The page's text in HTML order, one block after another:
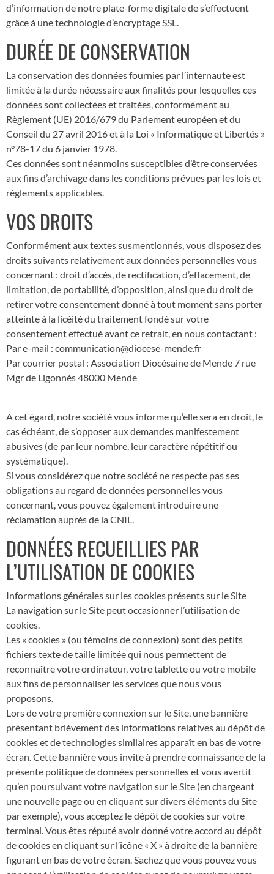
d’information de notre plate-forme digitale de s’effectuent
grâce à une technologie d’encryptage SSL.
DURÉE DE CONSERVATION
La conservation des données fournies par l’internaute est
limitée à la durée nécessaire aux finalités pour lesquelles ces
données sont collectées et traitées, conformément au
Règlement (UE) 2016/679 du Parlement européen et du
Conseil du 27 avril 2016 et à la Loi « Informatique et Libertés »
n°78-17 du 6 janvier 1978.
Ces données sont néanmoins susceptibles d’être conservées
aux fins d’archivage dans les conditions prévues par les lois et
règlements applicables.
VOS DROITS
Conformément aux textes susmentionnés, vous disposez des
droits suivants relativement aux données personnelles vous
concernant : droit d’accès, de rectification, d’effacement, de
limitation, de portabilité, d’opposition, ainsi que du droit de
retirer votre consentement donné à tout moment sans porter
atteinte à la licéité du traitement fondé sur votre
consentement effectué avant ce retrait, en nous contactant :
Par e-mail : communication@diocese-mende.fr
Par courrier postal : Association Diocésaine de Mende 7 rue
Mgr de Ligonnès 48000 Mende
A cet égard, notre société vous informe qu’elle sera en droit, le
cas échéant, de s’opposer aux demandes manifestement
abusives (de par leur nombre, leur caractère répétitif ou
systématique).
Si vous considérez que notre société ne respecte pas ses
obligations au regard de données personnelles vous
concernant, vous pouvez également introduire une
réclamation auprès de la CNIL.
DONNÉES RECUEILLIES PAR
L’UTILISATION DE COOKIES
Informations générales sur les cookies présents sur le Site
La navigation sur le Site peut occasionner l’utilisation de
cookies.
Les « cookies » (ou témoins de connexion) sont des petits
fichiers texte de taille limitée qui nous permettent de
reconnaître votre ordinateur, votre tablette ou votre mobile
aux fins de personnaliser les services que nous vous
proposons.
Lors de votre première connexion sur le Site, une bannière
présentant brièvement des informations relatives au dépôt de
cookies et de technologies similaires apparaît en bas de votre
écran. Cette bannière vous invite à prendre connaissance de la
présente politique de données personnelles et vous avertit
qu’en poursuivant votre navigation sur le Site (en chargeant
une nouvelle page ou en cliquant sur divers éléments du Site
par exemple), vous acceptez le dépôt de cookies sur votre
terminal. Vous êtes réputé avoir donné votre accord au dépôt
de cookies en cliquant sur l’icône « X » à droite de la bannière
figurant en bas de votre écran. Sachez que vous pouvez vous